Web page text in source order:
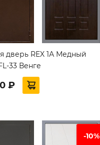
дверь REX 1А Медный
33 Венге
₽
-10%